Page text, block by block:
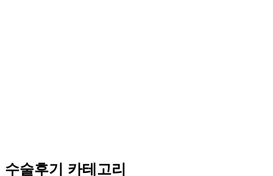
수술후기 카테고리